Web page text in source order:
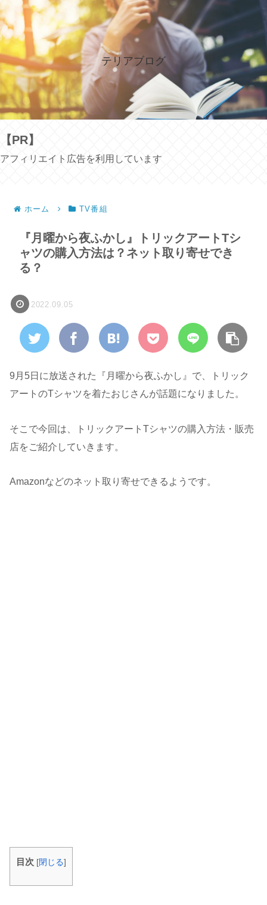
テリアブログ
【PR】
アフィリエイト広告を利用しています
ホーム TV番組
『月曜から夜ふかし』トリックアートTシ
ャツの購入方法は？ネット取り寄せでき
る？
2022.09.05
9月5日に放送された『月曜から夜ふかし』で、トリック
アートのTシャツを着たおじさんが話題になりました。
そこで今回は、トリックアートTシャツの購入方法・販売
店をご紹介していきます。
Amazonなどのネット取り寄せできるようです。
目次 [閉じる]